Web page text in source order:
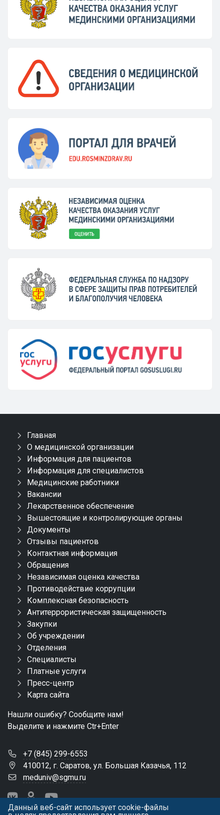
Главная
О медицинской организации
Информация для пациентов
Информация для специалистов
Медицинские работники
Вакансии
Лекарственное обеспечение
Вышестоящие и контролирующие органы
Документы
Отзывы пациентов
Контактная информация
Обращения
Независимая оценка качества
Противодействие коррупции
Комплексная безопасность
Антитеррористическая защищенность
Закупки
Об учреждении
Отделения
Специалисты
Платные услуги
Пресс-центр
Карта сайта
Нашли ошибку? Сообщите нам!
Выделите и нажмите Ctr+Enter
+7 (845) 299-6553
410012, г. Саратов, ул. Большая Казачья, 112
meduniv@sgmu.ru
Данный веб-сайт использует cookie-файлы